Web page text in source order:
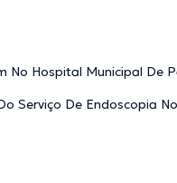
No Hospital Municipal De
Serviço De Endoscopia